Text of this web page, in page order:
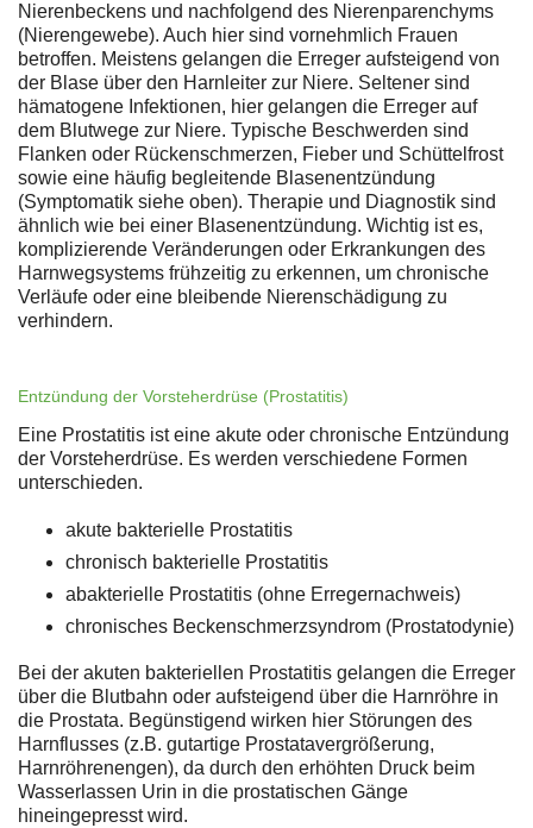
Nierenbeckens und nachfolgend des Nierenparenchyms
(Nierengewebe). Auch hier sind vornehmlich Frauen
betroffen. Meistens gelangen die Erreger aufsteigend von
der Blase über den Harnleiter zur Niere. Seltener sind
hämatogene Infektionen, hier gelangen die Erreger auf
dem Blutwege zur Niere. Typische Beschwerden sind
Flanken oder Rückenschmerzen, Fieber und Schüttelfrost
sowie eine häufig begleitende Blasenentzündung
(Symptomatik siehe oben). Therapie und Diagnostik sind
ähnlich wie bei einer Blasenentzündung. Wichtig ist es,
komplizierende Veränderungen oder Erkrankungen des
Harnwegsystems frühzeitig zu erkennen, um chronische
Verläufe oder eine bleibende Nierenschädigung zu
verhindern.
Entzündung der Vorsteherdrüse (Prostatitis)
Eine Prostatitis ist eine akute oder chronische Entzündung
der Vorsteherdrüse. Es werden verschiedene Formen
unterschieden.
akute bakterielle Prostatitis
chronisch bakterielle Prostatitis
abakterielle Prostatitis (ohne Erregernachweis)
chronisches Beckenschmerzsyndrom (Prostatodynie)
Bei der akuten bakteriellen Prostatitis gelangen die Erreger
über die Blutbahn oder aufsteigend über die Harnröhre in
die Prostata. Begünstigend wirken hier Störungen des
Harnflusses (z.B. gutartige Prostatavergrößerung,
Harnröhrenengen), da durch den erhöhten Druck beim
Wasserlassen Urin in die prostatischen Gänge
hineingepresst wird.